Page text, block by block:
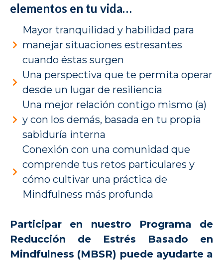
elementos en tu vida…
Mayor tranquilidad y habilidad para
manejar situaciones estresantes
cuando éstas surgen
Una perspectiva que te permita operar
desde un lugar de resiliencia
Una mejor relación contigo mismo (a)
y con los demás, basada en tu propia
sabiduría interna
Conexión con una comunidad que
comprende tus retos particulares y
cómo cultivar una práctica de
Mindfulness más profunda
Participar en nuestro Programa de
Reducción de Estrés Basado en
Mindfulness (MBSR) puede ayudarte a